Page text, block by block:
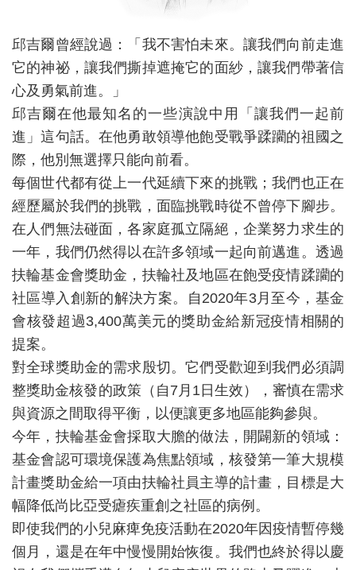
邱吉爾曾經說過：「我不害怕未來。讓我們向前走進
它的神祕，讓我們撕掉遮掩它的面紗，讓我們帶著信
心及勇氣前進。」
邱吉爾在他最知名的一些演說中用「讓我們一起前
進」這句話。在他勇敢領導他飽受戰爭蹂躪的祖國之
際，他別無選擇只能向前看。
每個世代都有從上一代延續下來的挑戰；我們也正在
經歷屬於我們的挑戰，面臨挑戰時從不曾停下腳步。
在人們無法碰面，各家庭孤立隔絕，企業努力求生的
一年，我們仍然得以在許多領域一起向前邁進。透過
扶輪基金會獎助金，扶輪社及地區在飽受疫情蹂躪的
社區導入創新的解決方案。自2020年3月至今，基金
會核發超過3,400萬美元的獎助金給新冠疫情相關的
提案。
對全球獎助金的需求殷切。它們受歡迎到我們必須調
整獎助金核發的政策（自7月1日生效），審慎在需求
與資源之間取得平衡，以便讓更多地區能夠參與。
今年，扶輪基金會採取大膽的做法，開闢新的領域：
基金會認可環境保護為焦點領域，核發第一筆大規模
計畫獎助金給一項由扶輪社員主導的計畫，目標是大
幅降低尚比亞受瘧疾重創之社區的病例。
即使我們的小兒麻痺免疫活動在2020年因疫情暫停幾
個月，還是在年中慢慢開始恢復。我們也終於得以慶